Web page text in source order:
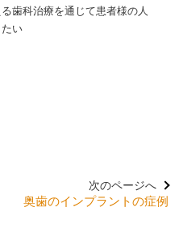
歯科治療を通じて患者様の人
い
次のページへ
奥歯のインプラントの症例